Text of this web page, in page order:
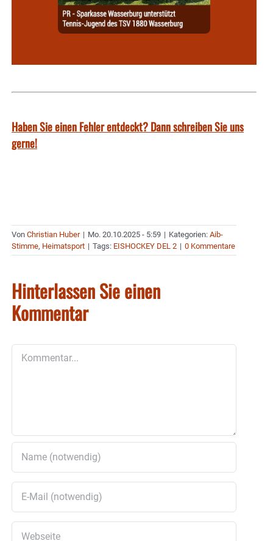
Haben Sie einen Fehler entdeckt? Dann schreiben Sie uns
gerne!
Von Christian Huber | Mo. 20.10.2025 - 5:59 | Kategorien: Aib-
Stimme, Heimatsport | Tags: EISHOCKEY DEL 2 | 0 Kommentare
Hinterlassen Sie einen
Kommentar